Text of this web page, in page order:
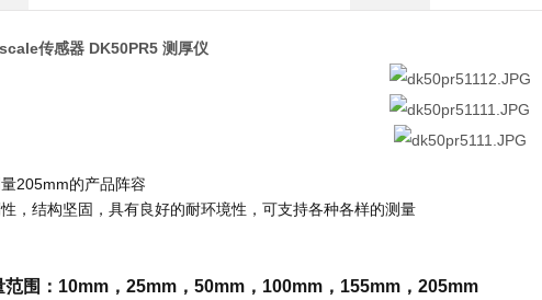
传感器 DK50PR5 测厚仪
205mm的产品阵容
，结构坚固，具有良好的耐环境性，可支持各种各样的测量
范围：10mm，25mm，50mm，100mm，155mm，205mm